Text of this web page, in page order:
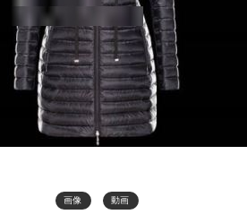
画像 動画